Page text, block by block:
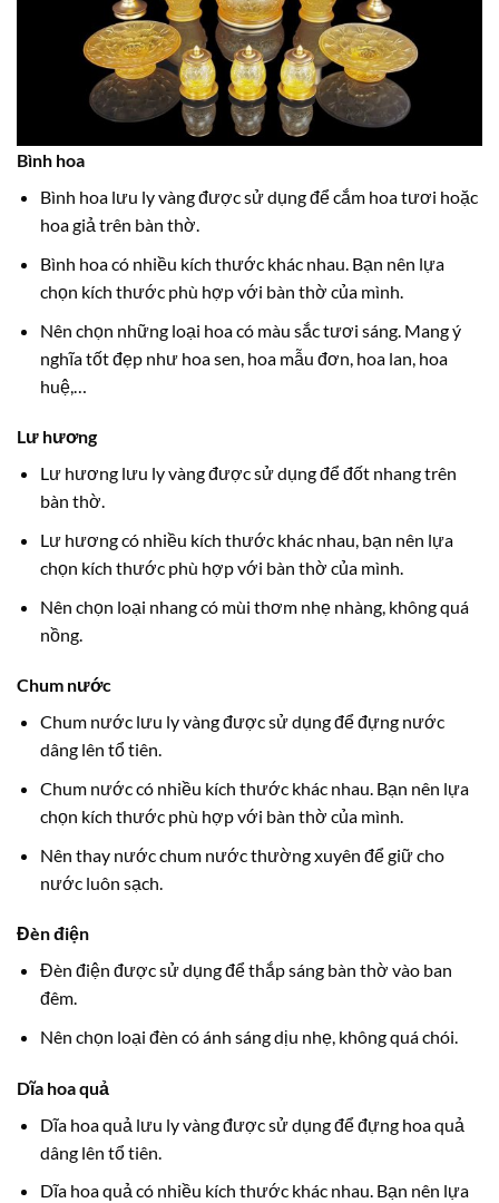
Bình hoa
Bình hoa lưu ly vàng được sử dụng để cắm hoa tươi hoặc
hoa giả trên bàn thờ.
Bình hoa có nhiều kích thước khác nhau. Bạn nên lựa
chọn kích thước phù hợp với bàn thờ của mình.
Nên chọn những loại hoa có màu sắc tươi sáng. Mang ý
nghĩa tốt đẹp như hoa sen, hoa mẫu đơn, hoa lan, hoa
huệ,…
Lư hương
Lư hương lưu ly vàng được sử dụng để đốt nhang trên
bàn thờ.
Lư hương có nhiều kích thước khác nhau, bạn nên lựa
chọn kích thước phù hợp với bàn thờ của mình.
Nên chọn loại nhang có mùi thơm nhẹ nhàng, không quá
nồng.
Chum nước
Chum nước lưu ly vàng được sử dụng để đựng nước
dâng lên tổ tiên.
Chum nước có nhiều kích thước khác nhau. Bạn nên lựa
chọn kích thước phù hợp với bàn thờ của mình.
Nên thay nước chum nước thường xuyên để giữ cho
nước luôn sạch.
Đèn điện
Đèn điện được sử dụng để thắp sáng bàn thờ vào ban
đêm.
Nên chọn loại đèn có ánh sáng dịu nhẹ, không quá chói.
Dĩa hoa quả
Dĩa hoa quả lưu ly vàng được sử dụng để đựng hoa quả
dâng lên tổ tiên.
Dĩa hoa quả có nhiều kích thước khác nhau. Bạn nên lựa